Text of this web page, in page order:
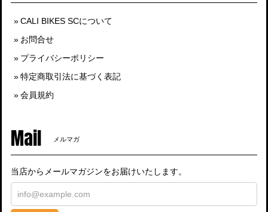
CALI BIKES SCについて
お問合せ
プライバシーポリシー
特定商取引法に基づく表記
会員規約
Mail メルマガ
当店からメールマガジンをお届けいたします。